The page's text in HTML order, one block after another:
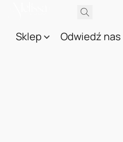
Sklep Odwiedź nas